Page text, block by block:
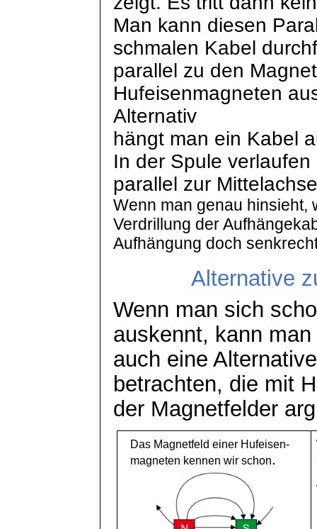
Man kann diesen
schmalen Kabel
parallel zu den
Hufeisenmagneten
Alternativ
hängt man ein Kabel
In der Spule
parallel zur
Wenn man genau hinsieht,
Verdrillung der
Aufhängung doch
Alternative
Wenn man sich
auskennt, kann man
auch eine
betrachten, die mit
der Magnetfelder
Das Magnetfeld einer Hufeisen-
magneten kennen wir schon.